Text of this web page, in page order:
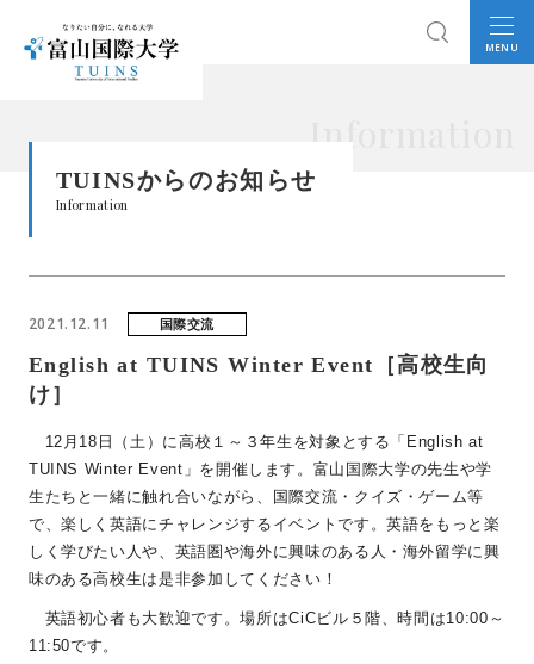
MENU
Information
TUINSからのお知らせ
Information
2021.12.11 国際交流
English at TUINS Winter Event［高校生向
け］
12月18日（土）に高校１～３年生を対象とする「English at
TUINS Winter Event」を開催します。富山国際大学の先生や学
生たちと一緒に触れ合いながら、国際交流・クイズ・ゲーム等
で、楽しく英語にチャレンジするイベントです。英語をもっと楽
しく学びたい人や、英語圏や海外に興味のある人・海外留学に興
味のある高校生は是非参加してください！
英語初心者も大歓迎です。場所はCiCビル５階、時間は10:00～
11:50です。